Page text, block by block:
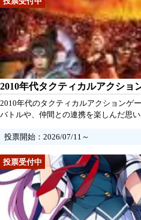
2010年代タクティカルアクショ
2010年代のタクティカルアクションゲ
バトルや、仲間との連携を楽しんだ思
どの作品が一番心に残っているのか、
けましょう！
投票開始：2026/07/11～